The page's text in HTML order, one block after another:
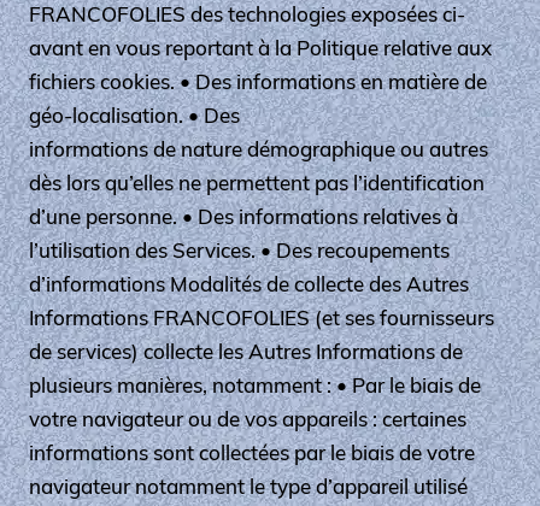
FRANCOFOLIES des technologies exposées ci-
avant en vous reportant à la Politique relative aux
fichiers cookies. • Des informations en matière de
géo-localisation. • Des
informations de nature démographique ou autres
dès lors qu’elles ne permettent pas l’identification
d’une personne. • Des informations relatives à
l’utilisation des Services. • Des recoupements
d’informations Modalités de collecte des Autres
Informations FRANCOFOLIES (et ses fournisseurs
de services) collecte les Autres Informations de
plusieurs manières, notamment : • Par le biais de
votre navigateur ou de vos appareils : certaines
informations sont collectées par le biais de votre
navigateur notamment le type d’appareil utilisé